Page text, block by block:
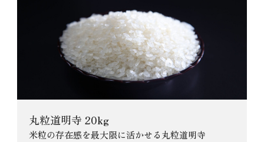
丸粒道明寺 20kg
米粒の存在感を最大限に活かせる丸粒道明寺